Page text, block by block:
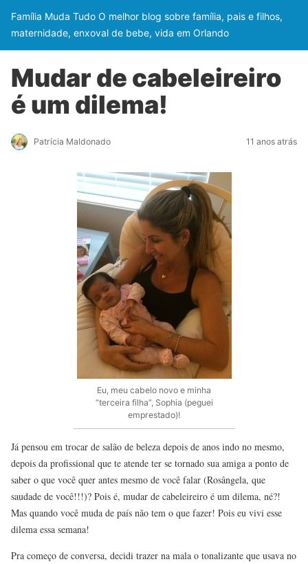
Família Muda Tudo O melhor blog sobre família, pais e filhos,
maternidade, enxoval de bebe, vida em Orlando
Mudar de cabeleireiro
é um dilema!
Patrícia Maldonado 11 anos atrás
Eu, meu cabelo novo e minha
“terceira filha”, Sophia (peguei
emprestado)!
Já pensou em trocar de salão de beleza depois de anos indo no mesmo,
depois da profissional que te atende ter se tornado sua amiga a ponto de
saber o que você quer antes mesmo de você falar (Rosângela, que
saudade de você!!!)? Pois é, mudar de cabeleireiro é um dilema, né?!
Mas quando você muda de país não tem o que fazer! Pois eu vivi esse
dilema essa semana!
Pra começo de conversa, decidi trazer na mala o tonalizante que usava no